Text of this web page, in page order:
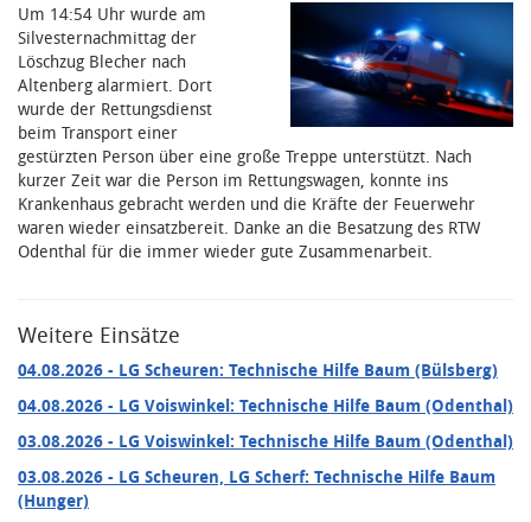
Um 14:54 Uhr wurde am
Silvesternachmittag der
Löschzug Blecher nach
Altenberg alarmiert. Dort
wurde der Rettungsdienst
beim Transport einer
gestürzten Person über eine große Treppe unterstützt. Nach
kurzer Zeit war die Person im Rettungswagen, konnte ins
Krankenhaus gebracht werden und die Kräfte der Feuerwehr
waren wieder einsatzbereit. Danke an die Besatzung des RTW
Odenthal für die immer wieder gute Zusammenarbeit.
Weitere Einsätze
04.08.2026 - LG Scheuren: Technische Hilfe Baum (Bülsberg)
04.08.2026 - LG Voiswinkel: Technische Hilfe Baum (Odenthal)
03.08.2026 - LG Voiswinkel: Technische Hilfe Baum (Odenthal)
03.08.2026 - LG Scheuren, LG Scherf: Technische Hilfe Baum
(Hunger)